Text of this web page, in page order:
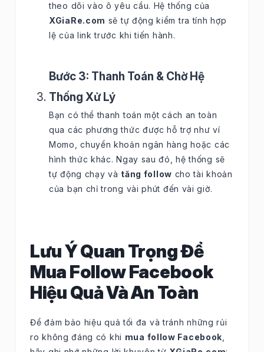
theo dõi vào ô yêu cầu. Hệ thống của
XGiaRe.com sẽ tự động kiểm tra tính hợp
lệ của link trước khi tiến hành.
Bước 3: Thanh Toán & Chờ Hệ
Thống Xử Lý
Bạn có thể thanh toán một cách an toàn
qua các phương thức được hỗ trợ như ví
Momo, chuyển khoản ngân hàng hoặc các
hình thức khác. Ngay sau đó, hệ thống sẽ
tự động chạy và tăng follow cho tài khoản
của bạn chỉ trong vài phút đến vài giờ.
Lưu Ý Quan Trọng Để
Mua Follow Facebook
Hiệu Quả Và An Toàn
Để đảm bảo hiệu quả tối đa và tránh những rủi
ro không đáng có khi mua follow Facebook